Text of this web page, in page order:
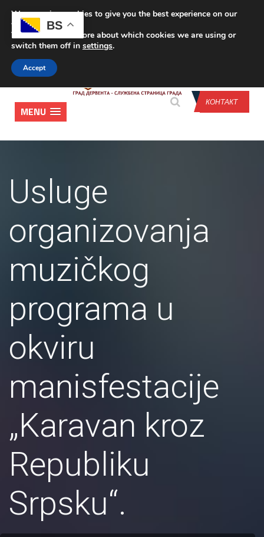
CONTACT US
КОНТАКТ
MENU
Usluge
organizovanja
muzičkog
programa u
okviru
manisfestacije
„Karavan kroz
Republiku
Srpsku“.
BS
We are using cookies to give you the best experience on our
website.
You can find out more about which cookies we are using or
switch them off in settings.
Accept